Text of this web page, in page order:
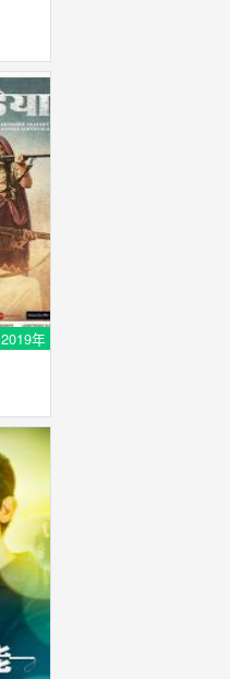
2019年